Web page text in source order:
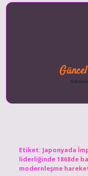
Etiket: Japonyada
liderliğinde 1868de
modernleşme